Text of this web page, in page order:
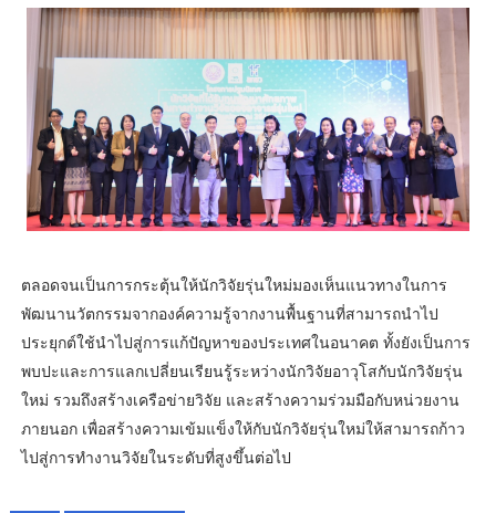
ตลอดจนเป็นการกระตุ้นให้นักวิจัยรุ่นใหม่มองเห็นแนวทางในการ
พัฒนานวัตกรรมจากองค์ความรู้จากงานพื้นฐานที่สามารถนำไป
ประยุกต์ใช้นำไปสู่การแก้ปัญหาของประเทศในอนาคต ทั้งยังเป็นการ
พบปะและการแลกเปลี่ยนเรียนรู้ระหว่างนักวิจัยอาวุโสกับนักวิจัยรุ่น
ใหม่ รวมถึงสร้างเครือข่ายวิจัย และสร้างความร่วมมือกับหน่วยงาน
ภายนอก เพื่อสร้างความเข้มแข็งให้กับนักวิจัยรุ่นใหม่ให้สามารถก้าว
ไปสู่การทำงานวิจัยในระดับที่สูงขึ้นต่อไป